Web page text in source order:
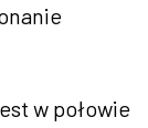
w połowie